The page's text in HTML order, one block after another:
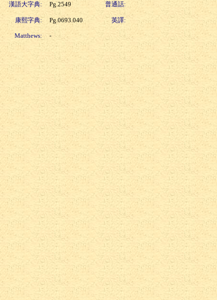
漢語大字典:
Pg.2549 普通話:
康熙字典: Pg.0693.040 英譯:
Matthews: -